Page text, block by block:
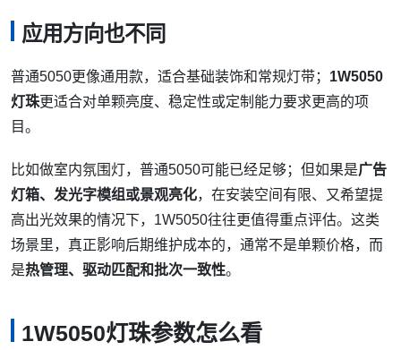
应用方向也不同
普通5050更像通用款，适合基础装饰和常规灯带； 1W5050
灯珠更适合对单颗亮度、稳定性或定制能力要求更高的项
目。
比如做室内氛围灯，普通5050可能已经足够；但如果是广告
灯箱、发光字模组或景观亮化，在安装空间有限、又希望提
高出光效果的情况下，1W5050往往更值得重点评估。这类
场景里，真正影响后期维护成本的，通常不是单颗价格，而
是热管理、驱动匹配和批次一致性。
1W5050灯珠参数怎么看